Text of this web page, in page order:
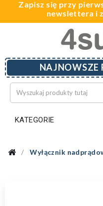
Zapisz się przy
newslettera i
KATEGORIE
NAJNOWSZE
Wyłącznik